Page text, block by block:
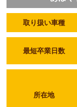
取り扱い車種
最短卒業日数
所在地